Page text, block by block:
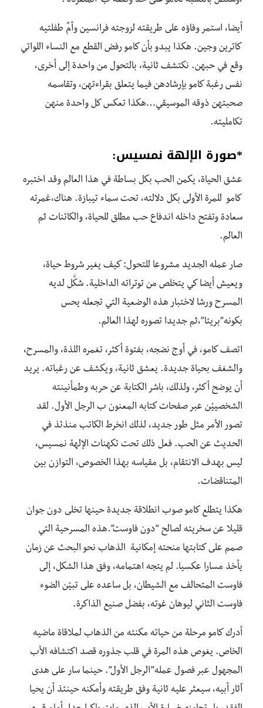
أيضا، استمر وفاؤه على طريقته لزوجته فرانسين وأمِّ طفلتيه
كاترين وجين. هكذا يبدو بأن كامو رفض القطع مع النساء اللواتي
وقع في حبهن. نكتشف ثانية، بالتحول من واحدة إلى أخرى،
نفس رغبة كامو بإرشادهن فيما يتعلق بقراءتهن، وتقاسمه
صحبتهن ذوقه الموسيقي…هكذا تعكس كل واحدة منهن
تكامليته.
*صورة الإلهة نمسيس:
عشق الحياة، يكمن الحب بكل بساطة في هذا العالم وقد اختبره
كامو للمرة الأولى بكل دلالته، تحت سماء تيبازة. هناك،غمرته
سعادة وتفتح داخله اندفاع حب مطلق للحياة، والكائنات ثم
العالم.
صار عمله الجديد مشروعا للتحول: كيف يغير شروط حياة،
ويعيش أيضا كي يتخلص من توتراته الداخلية. شكَّل لديه
المسرح ورشا لاختبار هذه الوضعية التي تجعله يحس
بكونه”بريئا”،ثم جديدا تصوره لهذا العالم.
اتصف كامو، في أوج نضجه، بفتوة أكثر، تغمره اللذة، والمسرح،
والشغف بحياة جديدة. يعشق ثانية، ويكشف عن رغباته. يريد
أن يوضح أكثر، ولذلك، باشر الكتابة عن حربه وطمأنينته
الشخصييْن عبر صفحات كتابه المعنون ب الرجل الأول. لقد
تصور الأمر مثل طور جديد، لذلك انخرط الكاتب منذئذ في
الحديث عن الحب. فعل ذلك تحت تكهنات الإلهة نمسيس،
ليس بهدف الانتقام، بل مقياسه بهذا الخصوص، التوازن بين
المتناقضات.
هكذا يتطلع كامو صوب انطلاقة جديدة حينها تخلى دون جوان
قليلا عن سخريته لصالح “دون فاوست”.هذه المسرحية التي
صمم على كتابتها منحته إمكانية الذهاب نحو البحث عن زمان
يأخذ مسارا عكسيا. لم يتجه اهتمامه، وفق هذا الشكل، إلى
فاوست المتحالف مع الشيطان، بل ساعده على تبيّن الضوء
فاوست الثاني ليوهان غوته، بفضل صنيع الذاكرة.
أدرك كامو مرحلة من حياته مكنته من الذهاب لملاقاة ماضيه
الخاص. يغوص هذه المرة في قلب جذوره قصد اكتشافه الأب
المجهول عبر فصول عمله”الرجل الأول”. حينما سار على هدى
آثار أبيه، سيعثر عليه ثانية وفق طريقته وأمكنه حينئذ أن يحيا